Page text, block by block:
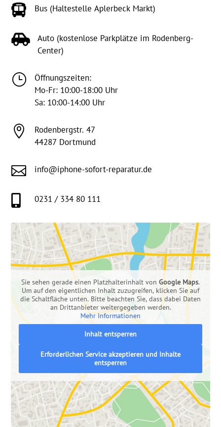
 Bus (Haltestelle Aplerbeck Markt)

Auto (kostenlose Parkplätze im Rodenberg-
Center)
}
Öffnungszeiten:
Mo-Fr: 10:00-18:00 Uhr
Sa: 10:00-14:00 Uhr

Rodenbergstr. 47
44287 Dortmund
 info@iphone-sofort-reparatur.de
 0231 / 334 80 111
Sie sehen gerade einen Platzhalterinhalt von Google Maps.
Um auf den eigentlichen Inhalt zuzugreifen, klicken Sie auf
die Schaltfläche unten. Bitte beachten Sie, dass dabei Daten
an Drittanbieter weitergegeben werden.
Mehr Informationen
Inhalt entsperren
Erforderlichen Service akzeptieren und Inhalte
entsperren